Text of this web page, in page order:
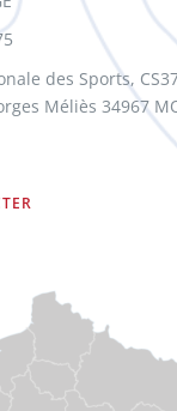
des Sports,
Méliès 34967